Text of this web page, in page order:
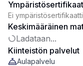
Ei
Keskimääräinen
Ladataan...
Kiinteistön palvelut
Aulapalvelu